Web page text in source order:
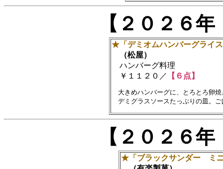
【２０２６
★「デミオムハンバーグライ
（松屋）
ハンバーグ料理
￥１１２０／ 【６点】
大きめハンバーグに、とろとろ卵
【２０２６
★「ブラックサンダー ミ